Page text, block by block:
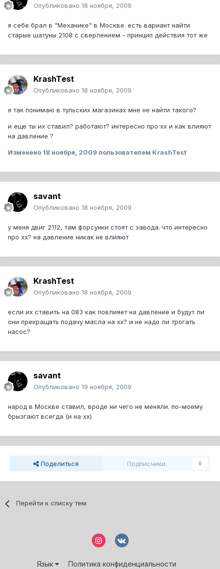
Опубликовано 18 ноября, 2009
я себе брал в "Механике" в Москве. есть вариант найти
старые шатуны 2108 с сверлением - принцип действия тот же
KrashTest
Опубликовано 18 ноября, 2009
я так понимаю в тульских магазинах мне не найти такого?
и еще ты их ставил? работают? интересно про хх и как влияют
на давление ?
Изменено 18 ноября, 2009 пользователем KrashTest
savant
Опубликовано 18 ноября, 2009
у меня двиг 2112, там форсунки стоят с завода. что интересно
про хх? на давление никак не влияют
KrashTest
Опубликовано 18 ноября, 2009
если их ставить на 083 как повлияет на давление и будут ли
они прекращать подачу масла на хх? и не надо ли трогать
насос?
savant
Опубликовано 19 ноября, 2009
народ в Москве ставил, вроде ни чего не меняли. по-моему
брызгают всегда (и на хх)
Поделиться Подписчики 0
Перейти к списку тем
Язык Политика конфиденциальности